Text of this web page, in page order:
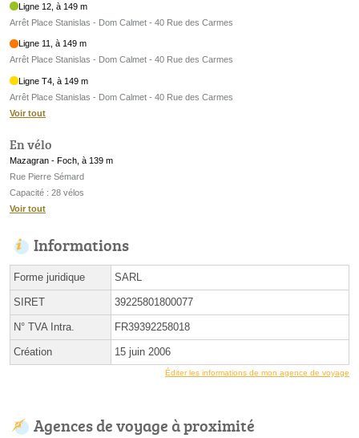
Ligne 12, à 149 m
Arrêt Place Stanislas - Dom Calmet - 40 Rue des Carmes
Ligne 11, à 149 m
Arrêt Place Stanislas - Dom Calmet - 40 Rue des Carmes
Ligne T4, à 149 m
Arrêt Place Stanislas - Dom Calmet - 40 Rue des Carmes
Voir tout
En vélo
Mazagran - Foch, à 139 m
Rue Pierre Sémard
Capacité : 28 vélos
Voir tout
Informations
Forme juridique SARL
SIRET 39225801800077
N° TVA Intra. FR39392258018
Création 15 juin 2006
Éditer les informations de mon agence de voyage
Agences de voyage à proximité